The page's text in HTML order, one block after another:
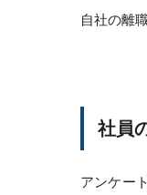
自社の離
社員
アンケー